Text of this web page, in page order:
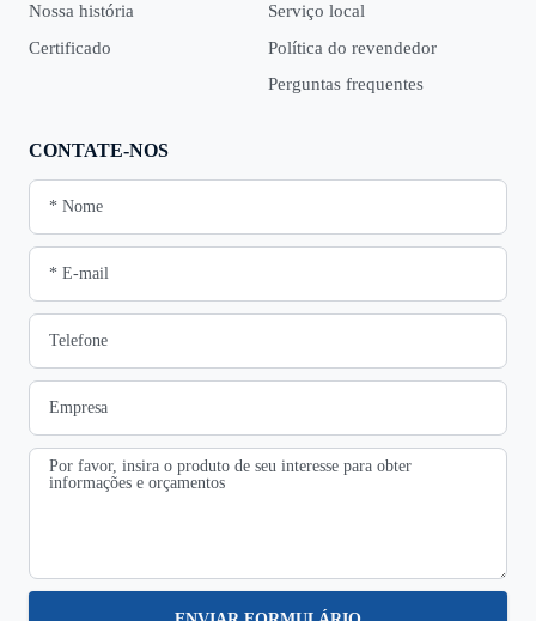
Nossa história
Certificado
Serviço local
Política do revendedor
Perguntas frequentes
CONTATE-NOS